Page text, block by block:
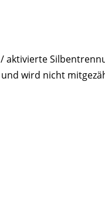
aktivierte
wird nicht